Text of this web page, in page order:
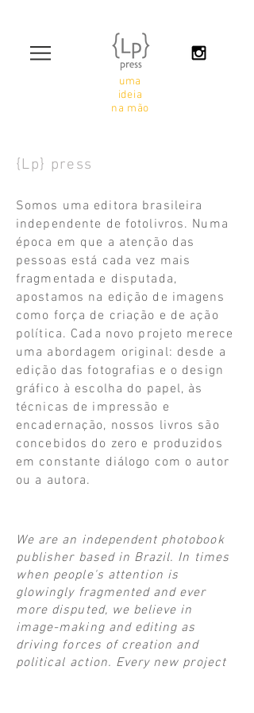
uma
ideia
na mão
{Lp} press
Somos uma editora brasileira
independente de fotolivros. Numa
época em que a atenção das
pessoas está cada vez mais
fragmentada e disputada,
apostamos na edição de imagens
como força de criação e de ação
política. Cada novo projeto merece
uma abordagem original: desde a
edição das fotografias e o design
gráfico à escolha do papel, às
técnicas de impressão e
encadernação, nossos livros são
concebidos do zero e produzidos
em constante diálogo com o autor
ou a autora.
We are an independent photobook
publisher based in Brazil. In times
when people's attention is
glowingly fragmented and ever
more disputed, we believe in
image-making and editing as
driving forces of creation and
political action. Every new project